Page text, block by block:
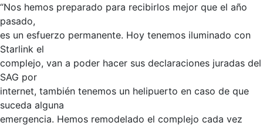
“Nos hemos preparado para recibirlos mejor que el año
pasado,
es un esfuerzo permanente. Hoy tenemos iluminado con
Starlink el
complejo, van a poder hacer sus declaraciones juradas del
SAG por
internet, también tenemos un helipuerto en caso de que
suceda alguna
emergencia. Hemos remodelado el complejo cada vez